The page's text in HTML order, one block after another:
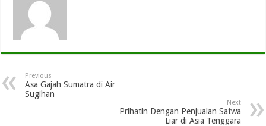
Previous
Asa Gajah Sumatra di Air
Sugihan
Next
Prihatin Dengan Penjualan Satwa
Liar di Asia Tenggara